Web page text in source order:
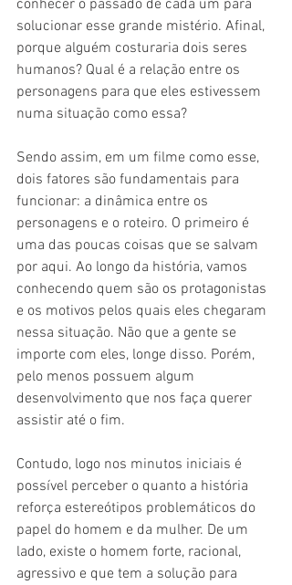
conhecer o passado de cada um para
solucionar esse grande mistério. Afinal,
porque alguém costuraria dois seres
humanos? Qual é a relação entre os
personagens para que eles estivessem
numa situação como essa?
Sendo assim, em um filme como esse,
dois fatores são fundamentais para
funcionar: a dinâmica entre os
personagens e o roteiro. O primeiro é
uma das poucas coisas que se salvam
por aqui. Ao longo da história, vamos
conhecendo quem são os protagonistas
e os motivos pelos quais eles chegaram
nessa situação. Não que a gente se
importe com eles, longe disso. Porém,
pelo menos possuem algum
desenvolvimento que nos faça querer
assistir até o fim.
Contudo, logo nos minutos iniciais é
possível perceber o quanto a história
reforça estereótipos problemáticos do
papel do homem e da mulher. De um
lado, existe o homem forte, racional,
agressivo e que tem a solução para